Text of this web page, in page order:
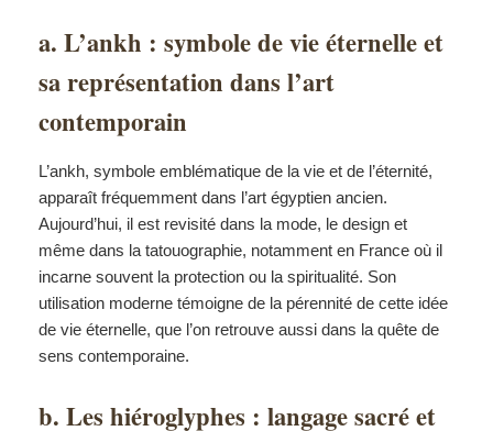
a. L’ankh : symbole de vie éternelle et
sa représentation dans l’art
contemporain
L’ankh, symbole emblématique de la vie et de l’éternité,
apparaît fréquemment dans l’art égyptien ancien.
Aujourd’hui, il est revisité dans la mode, le design et
même dans la tatouographie, notamment en France où il
incarne souvent la protection ou la spiritualité. Son
utilisation moderne témoigne de la pérennité de cette idée
de vie éternelle, que l’on retrouve aussi dans la quête de
sens contemporaine.
b. Les hiéroglyphes : langage sacré et